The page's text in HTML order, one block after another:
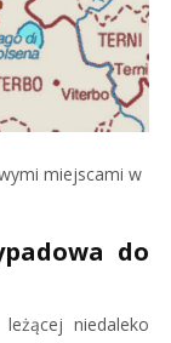
miejscami w
do
niedaleko